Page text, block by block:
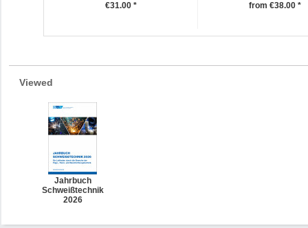
€31.00 * from €38.00 *
Viewed
Jahrbuch
Schweißtechnik
2026